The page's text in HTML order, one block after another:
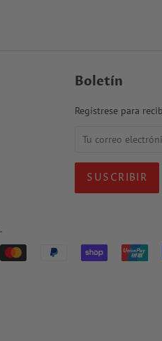
Boletín
Regístrese para
.